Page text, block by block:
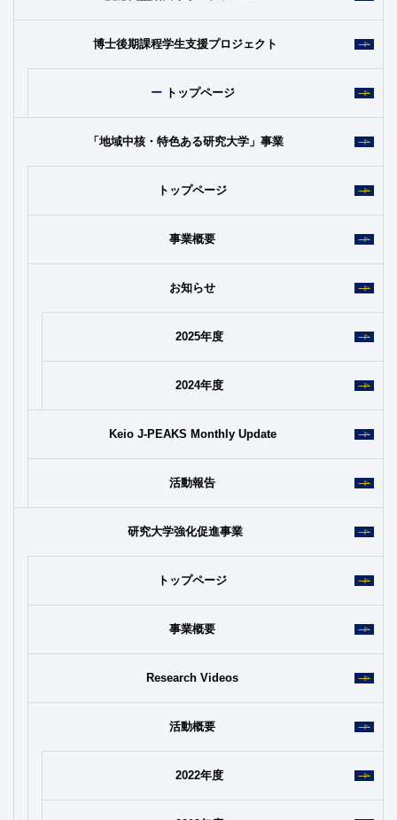
博士後期課程学生支援プロジェクト
トップページ
「地域中核・特色ある研究大学」事業
トップページ
事業概要
お知らせ
2025年度
2024年度
Keio J-PEAKS Monthly Update
活動報告
研究大学強化促進事業
トップページ
事業概要
Research Videos
活動概要
2022年度